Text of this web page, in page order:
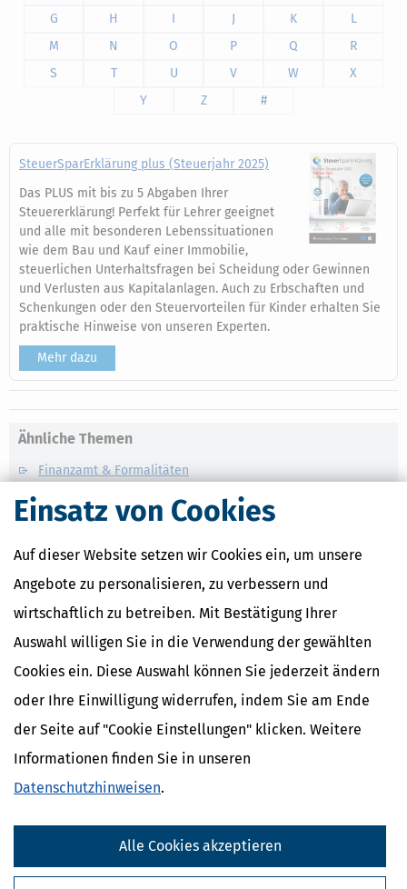
Einsatz von Cookies
Auf dieser Website setzen wir Cookies ein, um unsere
Angebote zu personalisieren, zu verbessern und
wirtschaftlich zu betreiben. Mit Bestätigung Ihrer
Auswahl willigen Sie in die Verwendung der gewählten
Cookies ein. Diese Auswahl können Sie jederzeit ändern
oder Ihre Einwilligung widerrufen, indem Sie am Ende
der Seite auf "Cookie Einstellungen" klicken. Weitere
Informationen finden Sie in unseren
Datenschutzhinweisen.
Alle Cookies akzeptieren
G
H I J K
L
M
N O P Q
R
S
T U V W
X
Y
Z #
SteuerSparErklärung plus (Steuerjahr 2025)
Das PLUS mit bis zu 5 Abgaben Ihrer
Steuererklärung! Perfekt für Lehrer geeignet
und alle mit besonderen Lebenssituationen
wie dem Bau und Kauf einer Immobilie,
steuerlichen Unterhaltsfragen bei Scheidung oder Gewinnen
und Verlusten aus Kapitalanlagen. Auch zu Erbschaften und
Schenkungen oder den Steuervorteilen für Kinder erhalten Sie
praktische Hinweise von unseren Experten.
Mehr dazu
Ähnliche Themen
Finanzamt & Formalitäten
Verwandte Begriffe
Inland
Umsatzsteuer
Ausland
Innergemeinschaftlicher Erwerb
Kostenlose Steuertipps & News